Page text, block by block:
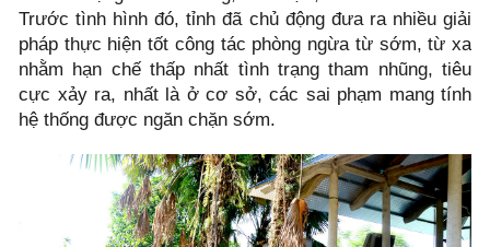
Trước tình hình đó, tỉnh đã chủ động đưa ra nhiều giải
pháp thực hiện tốt công tác phòng ngừa từ sớm, từ xa
nhằm hạn chế thấp nhất tình trạng tham nhũng, tiêu
cực xảy ra, nhất là ở cơ sở, các sai phạm mang tính
hệ thống được ngăn chặn sớm.